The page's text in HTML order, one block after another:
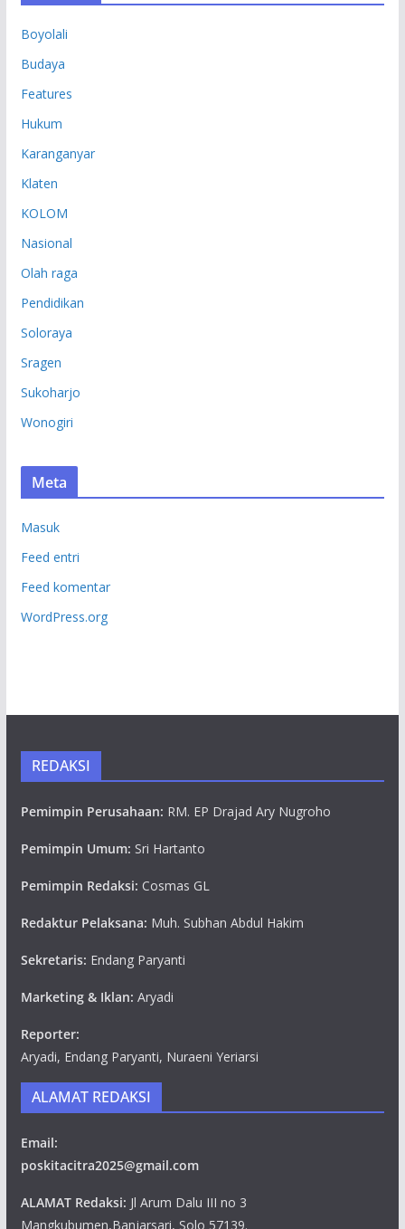
Boyolali
Budaya
Features
Hukum
Karanganyar
Klaten
KOLOM
Nasional
Olah raga
Pendidikan
Soloraya
Sragen
Sukoharjo
Wonogiri
Meta
Masuk
Feed entri
Feed komentar
WordPress.org
REDAKSI
Pemimpin Perusahaan: RM. EP Drajad Ary Nugroho
Pemimpin Umum: Sri Hartanto
Pemimpin Redaksi: Cosmas GL
Redaktur Pelaksana: Muh. Subhan Abdul Hakim
Sekretaris: Endang Paryanti
Marketing & Iklan: Aryadi
Reporter:
Aryadi, Endang Paryanti, Nuraeni Yeriarsi
ALAMAT REDAKSI
Email:
poskitacitra2025@gmail.com
ALAMAT Redaksi: Jl Arum Dalu III no 3
Mangkubumen,Banjarsari, Solo 57139.